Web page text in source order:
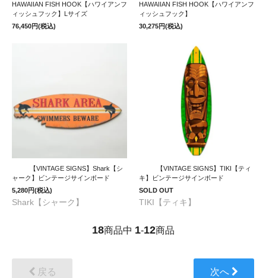
HAWAIIAN FISH HOOK【ハワイアンフ
ィッシュフック】Lサイズ
76,450円(税込)
HAWAIIAN FISH HOOK【ハワイアンフ
ィッシュフック】
30,275円(税込)
【VINTAGE SIGNS】Shark【シ
ャーク】ビンテージサインボード
5,280円(税込)
Shark【シャーク】
【VINTAGE SIGNS】TIKI【ティ
キ】ビンテージサインボード
SOLD OUT
TIKI【ティキ】
18商品中 1-12商品
戻る 次へ